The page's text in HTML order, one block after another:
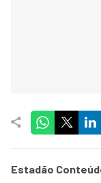
Estadão